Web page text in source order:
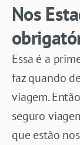
Nos
Essa é a
faz quando
viagem.
seguro
que estão